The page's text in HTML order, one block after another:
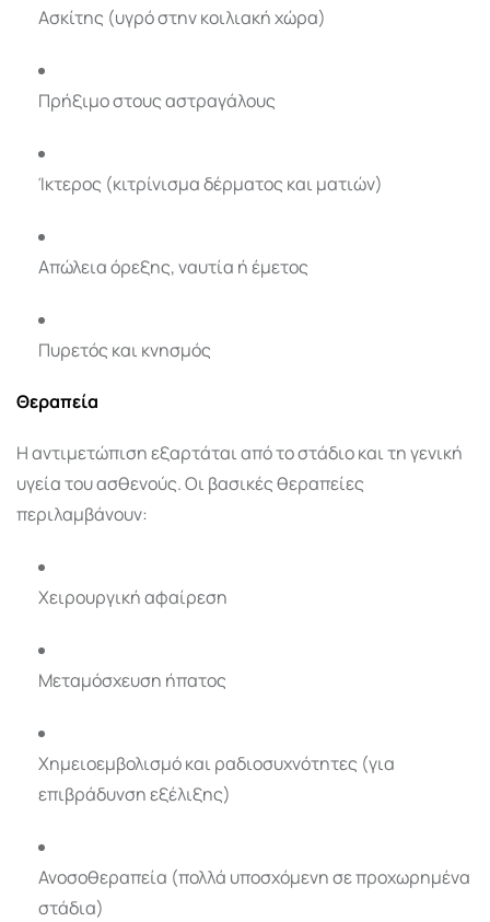
Ασκίτης (υγρό στην κοιλιακή χώρα)
Πρήξιμο στους αστραγάλους
Ίκτερος (κιτρίνισμα δέρματος και ματιών)
Απώλεια όρεξης, ναυτία ή έμετος
Πυρετός και κνησμός
Θεραπεία
Η αντιμετώπιση εξαρτάται από το στάδιο και τη γενική
υγεία του ασθενούς. Οι βασικές θεραπείες
περιλαμβάνουν:
Χειρουργική αφαίρεση
Μεταμόσχευση ήπατος
Χημειοεμβολισμό και ραδιοσυχνότητες (για
επιβράδυνση εξέλιξης)
Ανοσοθεραπεία (πολλά υποσχόμενη σε προχωρημένα
στάδια)